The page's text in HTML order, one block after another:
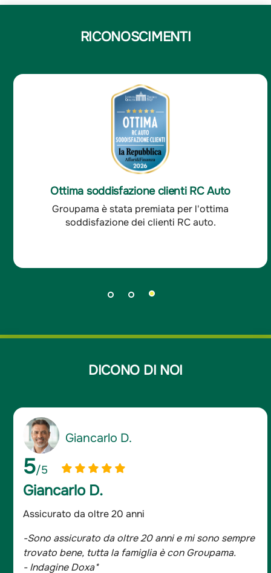
RICONOSCIMENTI
Ottima soddisfazione clienti RC Auto
Groupama è stata premiata per l'ottima
soddisfazione dei clienti RC auto.
DICONO DI NOI
Giancarlo D.
5/5
Giancarlo D.
Assicurato da oltre 20 anni
-Sono assicurato da oltre 20 anni e mi sono sempre
trovato bene, tutta la famiglia è con Groupama.
- Indagine Doxa*